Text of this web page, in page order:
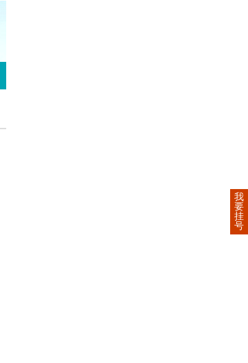
我
要
挂
号